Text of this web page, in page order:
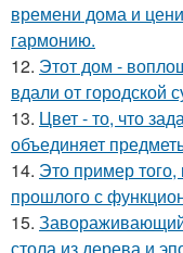
времени дома и
гармонию.
12. Этот дом -
вдали от городской
13. Цвет - то, что
объединяет
14. Это пример того,
прошлого с
15. Завораживающий